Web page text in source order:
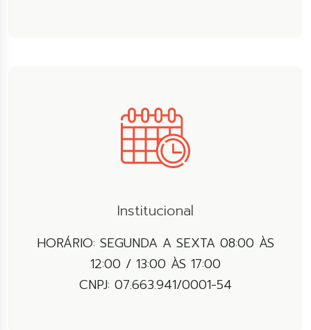
Institucional
HORÁRIO: SEGUNDA A SEXTA 08:00 ÀS
12:00 / 13:00 ÀS 17:00
CNPJ: 07.663.941/0001-54